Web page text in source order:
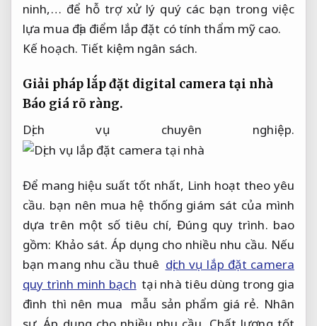
ninh,… để hỗ trợ xử lý quý các bạn trong việc
lựa mua địa điểm lắp đặt có tính thẩm mỹ cao.
Kế hoạch. Tiết kiệm ngân sách.
Giải pháp lắp đặt digital camera tại nhà
Báo giá rõ ràng.
Dịch vụ chuyên nghiệp.
Để mang hiệu suất tốt nhất, Linh hoạt theo yêu
cầu. bạn nên mua hệ thống giám sát của mình
dựa trên một số tiêu chí,Đúng quy trình. bao
gồm: Khảo sát. Áp dụng cho nhiều nhu cầu. Nếu
bạn mang nhu cầu thuê dịch vụ lắp đặt camera
quy trình minh bạch tại nhà tiêu dùng trong gia
đình thì nên mua mẫu sản phẩm giá rẻ. Nhân